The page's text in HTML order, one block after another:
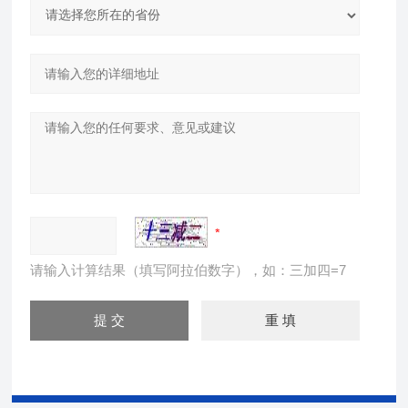
请输入计算结果（填写阿拉伯数字），如：三加四=7